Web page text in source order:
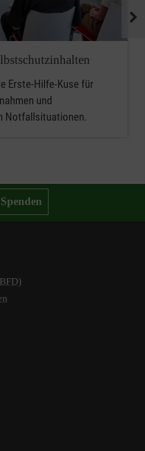
und koordinieren
sind betriebliche
Erste Hilfe, während
Sanitätsdienst
bei der medizinischen
Erste-Hilfe-Kuse für
und
Notfallsituationen.
Spenden